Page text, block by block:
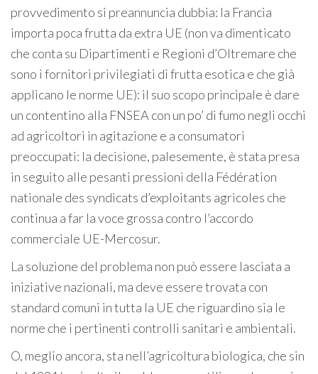
provvedimento si preannuncia dubbia: la Francia
importa poca frutta da extra UE (non va dimenticato
che conta su Dipartimenti e Regioni d’Oltremare che
sono i fornitori privilegiati di frutta esotica e che già
applicano le norme UE): il suo scopo principale è dare
un contentino alla FNSEA con un po’ di fumo negli occhi
ad agricoltori in agitazione e a consumatori
preoccupati: la decisione, palesemente, è stata presa
in seguito alle pesanti pressioni della Fédération
nationale des syndicats d’exploitants agricoles che
continua a far la voce grossa contro l’accordo
commerciale UE-Mercosur.
La soluzione del problema non può essere lasciata a
iniziative nazionali, ma deve essere trovata con
standard comuni in tutta la UE che riguardino sia le
norme che i pertinenti controlli sanitari e ambientali.
O, meglio ancora, sta nell’agricoltura biologica, che sin